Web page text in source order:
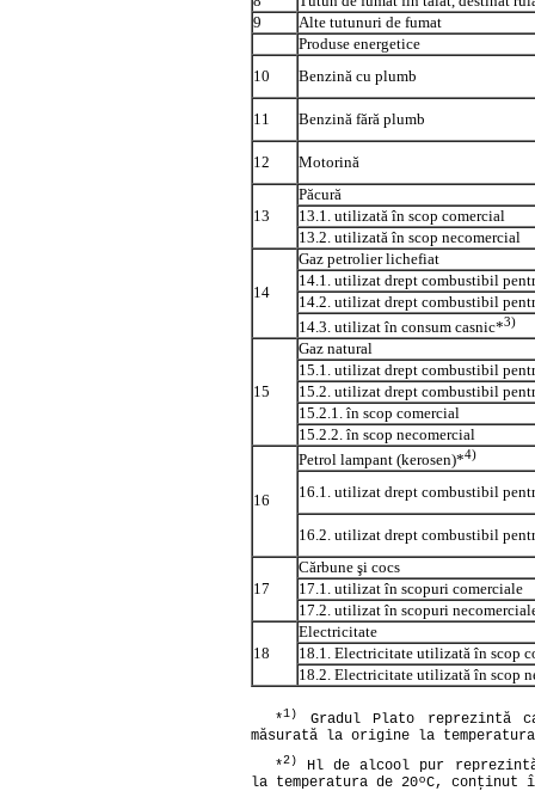
9
Alte tutunuri de fumat
Produse energetice
10
Benzină cu plumb
11 Benzină fără plumb
12 Motorină
13
Păcură
13.1. utilizată în scop comercial
13.2. utilizată în scop necomercial
14
Gaz petrolier lichefiat
14.1. utilizat drept combustibil
14.2. utilizat drept combustibil
14.3. utilizat în consum casnic*3)
15
Gaz natural
15.1. utilizat drept combustibil
15.2. utilizat drept combustibil
15.2.1. în scop comercial
15.2.2. în scop necomercial
16
Petrol lampant (kerosen)*4)
16.1. utilizat drept combustibil
16.2. utilizat drept combustibil
17
Cărbune şi cocs
17.1. utilizat în scopuri comerciale
17.2. utilizat în scopuri
18
Electricitate
18.1. Electricitate utilizată în scop
18.2. Electricitate utilizată în scop
*1)
Gradul Plato reprezintă
măsurată la origine la
*2)
Hl de alcool pur
la temperatura de 20ºC,